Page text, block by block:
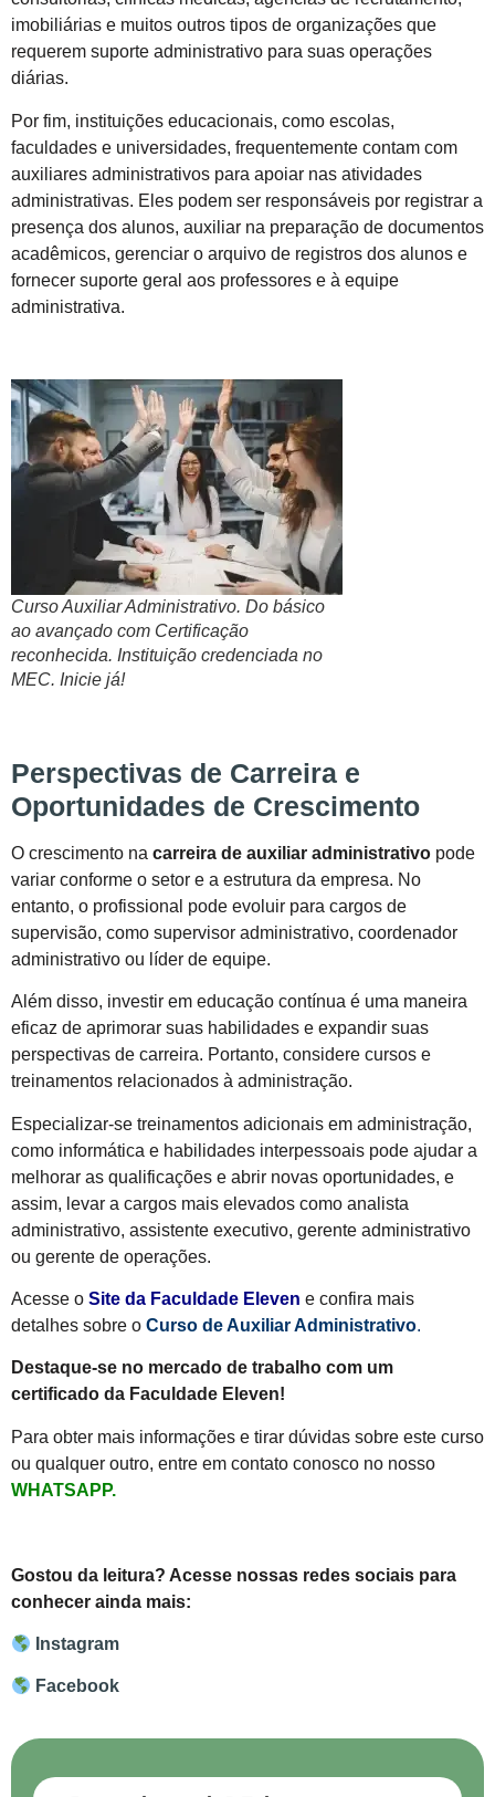
imobiliárias e muitos outros tipos de organizações que
requerem suporte administrativo para suas operações
diárias.
Por fim, instituições educacionais, como escolas,
faculdades e universidades, frequentemente contam com
auxiliares administrativos para apoiar nas atividades
administrativas. Eles podem ser responsáveis por registrar a
presença dos alunos, auxiliar na preparação de documentos
acadêmicos, gerenciar o arquivo de registros dos alunos e
fornecer suporte geral aos professores e à equipe
administrativa.
Curso Auxiliar Administrativo. Do básico
ao avançado com Certificação
reconhecida. Instituição credenciada no
MEC. Inicie já!
Perspectivas de Carreira e
Oportunidades de Crescimento
O crescimento na carreira de auxiliar administrativo pode
variar conforme o setor e a estrutura da empresa. No
entanto, o profissional pode evoluir para cargos de
supervisão, como supervisor administrativo, coordenador
administrativo ou líder de equipe.
Além disso, investir em educação contínua é uma maneira
eficaz de aprimorar suas habilidades e expandir suas
perspectivas de carreira. Portanto, considere cursos e
treinamentos relacionados à administração.
Especializar-se treinamentos adicionais em administração,
como informática e habilidades interpessoais pode ajudar a
melhorar as qualificações e abrir novas oportunidades, e
assim, levar a cargos mais elevados como analista
administrativo, assistente executivo, gerente administrativo
ou gerente de operações.
Acesse o Site da Faculdade Eleven e confira mais
detalhes sobre o Curso de Auxiliar Administrativo.
Destaque-se no mercado de trabalho com um
certificado da Faculdade Eleven!
Para obter mais informações e tirar dúvidas sobre este curso
ou qualquer outro, entre em contato conosco no nosso
WHATSAPP.
Gostou da leitura? Acesse nossas redes sociais para
conhecer ainda mais:
Instagram
Facebook